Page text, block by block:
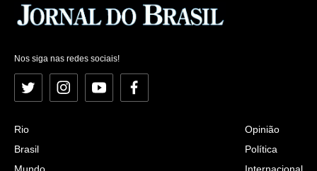
Nos siga nas redes sociais!
Twitter InstagramYouTubeFacebook
Rio
Brasil
Mundo
Opinião
Política
Internacional